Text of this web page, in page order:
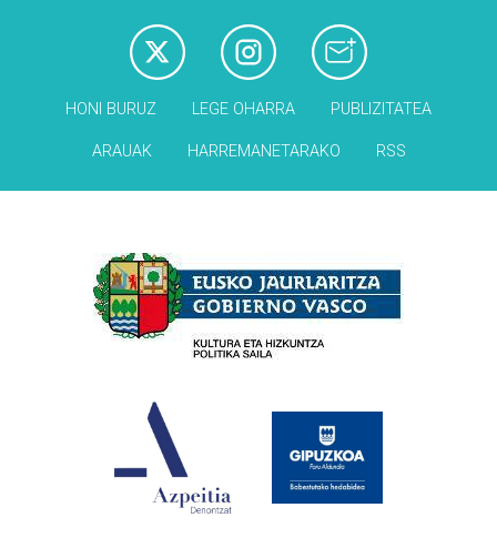
HONI BURUZ LEGE OHARRA PUBLIZITATEA
ARAUAK HARREMANETARAKO RSS